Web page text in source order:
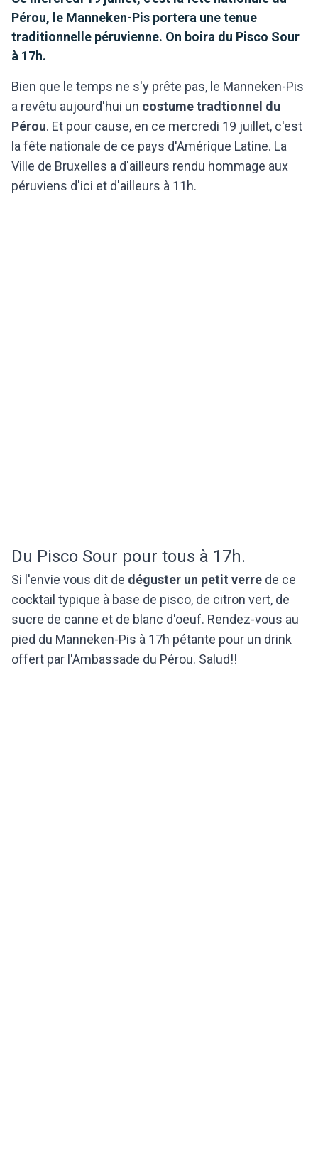
Pérou, le Manneken-Pis portera une tenue
traditionnelle péruvienne. On boira du Pisco Sour
à 17h.
Bien que le temps ne s'y prête pas, le Manneken-Pis
a revêtu aujourd'hui un costume tradtionnel du
Pérou. Et pour cause, en ce mercredi 19 juillet, c'est
la fête nationale de ce pays d'Amérique Latine. La
Ville de Bruxelles a d'ailleurs rendu hommage aux
péruviens d'ici et d'ailleurs à 11h.
Du Pisco Sour pour tous à 17h.
Si l'envie vous dit de déguster un petit verre de ce
cocktail typique à base de pisco, de citron vert, de
sucre de canne et de blanc d'oeuf. Rendez-vous au
pied du Manneken-Pis à 17h pétante pour un drink
offert par l'Ambassade du Pérou. Salud!!